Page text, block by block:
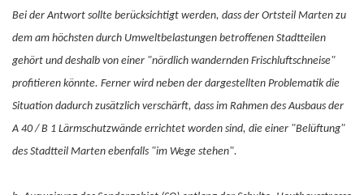
Bei der Antwort sollte berücksichtigt werden, dass der Ortsteil Marten zu
dem am höchsten durch Umweltbelastungen betroffenen Stadtteilen
gehört und deshalb von einer "nördlich wandernden Frischluftschneise"
profitieren könnte. Ferner wird neben der dargestellten Problematik die
Situation dadurch zusätzlich verschärft, dass im Rahmen des Ausbaus der
A 40 / B 1 Lärmschutzwände errichtet worden sind, die einer "Belüftung"
des Stadtteil Marten ebenfalls "im Wege stehen".